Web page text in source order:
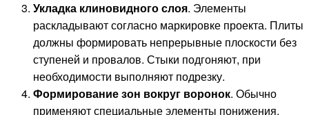
Укладка клиновидного слоя. Элементы
раскладывают согласно маркировке проекта. Плиты
должны формировать непрерывные плоскости без
ступеней и провалов. Стыки подгоняют, при
необходимости выполняют подрезку.
Формирование зон вокруг воронок. Обычно
применяют специальные элементы понижения,